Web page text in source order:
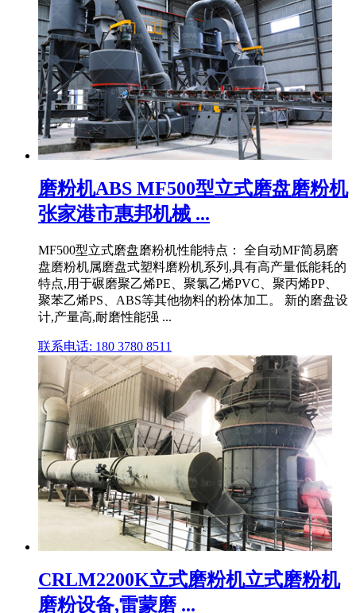
磨粉机ABS MF500型立式磨盘磨粉机
张家港市惠邦机械 ...
MF500型立式磨盘磨粉机性能特点： 全自动MF简易磨
盘磨粉机属磨盘式塑料磨粉机系列,具有高产量低能耗的
特点,用于碾磨聚乙烯PE、聚氯乙烯PVC、聚丙烯PP、
聚苯乙烯PS、ABS等其他物料的粉体加工。 新的磨盘设
计,产量高,耐磨性能强 ...
联系电话: 180 3780 8511
CRLM2200K立式磨粉机立式磨粉机
磨粉设备,雷蒙磨 ...